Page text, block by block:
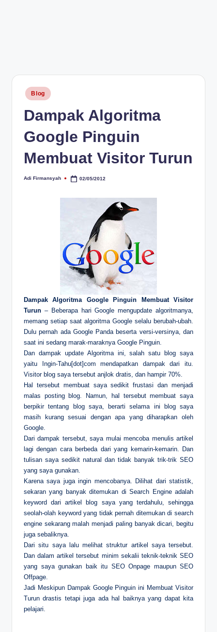
Posted
in
Blog
Dampak Algoritma
Google Pinguin
Membuat Visitor Turun
Posted
Adi Firmansyah 02/05/2012
Dampak Algoritma Google Pinguin Membuat Visitor
Turun – Beberapa hari Google mengupdate algoritmanya,
memang setiap saat algoritma Google selalu berubah-ubah.
Dulu pernah ada Google Panda beserta versi-versinya, dan
saat ini sedang marak-maraknya Google Pinguin.
Dan dampak update Algoritma ini, salah satu blog saya
yaitu Ingin-Tahu[dot]com mendapatkan dampak dari itu.
Visitor blog saya tersebut anjlok dratis, dan hampir 70%.
Hal tersebut membuat saya sedikit frustasi dan menjadi
malas posting blog. Namun, hal tersebut membuat saya
berpikir tentang blog saya, berarti selama ini blog saya
masih kurang sesuai dengan apa yang diharapkan oleh
Google.
Dari dampak tersebut, saya mulai mencoba menulis artikel
lagi dengan cara berbeda dari yang kemarin-kemarin. Dan
tulisan saya sedikit natural dan tidak banyak trik-trik SEO
yang saya gunakan.
Karena saya juga ingin mencobanya. Dilihat dari statistik,
sekaran yang banyak ditemukan di Search Engine adalah
keyword dari artikel blog saya yang terdahulu, sehingga
seolah-olah keyword yang tidak pernah ditemukan di search
engine sekarang malah menjadi paling banyak dicari, begitu
juga sebaliknya.
Dari situ saya lalu melihat struktur artikel saya tersebut.
Dan dalam artikel tersebut minim sekalii teknik-teknik SEO
yang saya gunakan baik itu SEO Onpage maupun SEO
Offpage.
Jadi Meskipun Dampak Google Pinguin ini Membuat Visitor
Turun drastis tetapi juga ada hal baiknya yang dapat kita
pelajari.